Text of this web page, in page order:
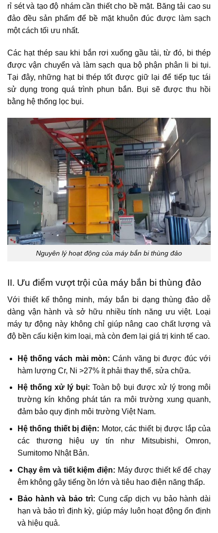
rỉ sét và tạo độ nhám cần thiết cho bề mặt. Băng tải cao su
đảo đều sản phẩm để bề mặt khuôn đúc được làm sạch
một cách tối ưu nhất.
Các hạt thép sau khi bắn rơi xuống gầu tải, từ đó, bi thép
được vận chuyển và làm sạch qua bộ phận phân li bi tụi.
Tại đây, những hạt bi thép tốt được giữ lại để tiếp tục tái
sử dụng trong quá trình phun bắn. Bụi sẽ được thu hồi
bằng hệ thống lọc bụi.
Nguyên lý hoạt động của máy bắn bi thùng đảo
II. Ưu điểm vượt trội của máy bắn bi thùng đảo
Với thiết kế thông minh, máy bắn bi dạng thùng đảo dễ
dàng vận hành và sở hữu nhiều tính năng ưu việt. Loại
máy tự động này không chỉ giúp nâng cao chất lượng và
độ bền cấu kiện kim loại, mà còn đem lại giá trị kinh tế cao.
Hệ thống vách mài mòn: Cánh văng bi được đúc với
hàm lượng Cr, Ni >27% ít phải thay thế, sửa chữa.
Hệ thống xử lý bụi: Toàn bộ bụi được xử lý trong môi
trường kín không phát tán ra môi trường xung quanh,
đảm bảo quy định môi trường Việt Nam.
Hệ thống thiết bị điện: Motor, các thiết bị được lắp của
các thương hiệu uy tín như Mitsubishi, Omron,
Sumitomo Nhật Bản.
Chạy êm và tiết kiệm điện: Máy được thiết kế để chạy
êm không gây tiếng ồn lớn và tiêu hao điện năng thấp.
Bảo hành và bảo trì: Cung cấp dịch vụ bảo hành dài
hạn và bảo trì định kỳ, giúp máy luôn hoạt động ổn định
và hiệu quả.